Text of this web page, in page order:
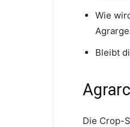
Wie
Bleibt
Die Crop-